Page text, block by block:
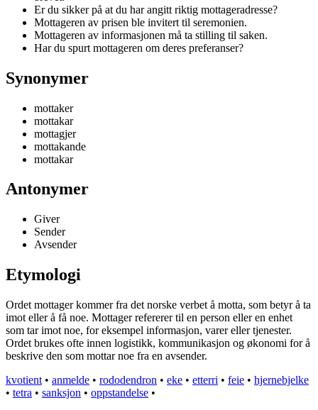
Er du sikker på at du har angitt riktig mottageradresse?
Mottageren av prisen ble invitert til seremonien.
Mottageren av informasjonen må ta stilling til saken.
Har du spurt mottageren om deres preferanser?
Synonymer
mottaker
mottakar
mottagjer
mottakande
mottakar
Antonymer
Giver
Sender
Avsender
Etymologi
Ordet mottager kommer fra det norske verbet å motta, som betyr å ta
imot eller å få noe. Mottager refererer til en person eller en enhet
som tar imot noe, for eksempel informasjon, varer eller tjenester.
Ordet brukes ofte innen logistikk, kommunikasjon og økonomi for å
beskrive den som mottar noe fra en avsender.
kvotient • anmelde • rododendron • eke • etterri • feie • hjernebjelke
• tetra • sanksjon • oppstandelse •